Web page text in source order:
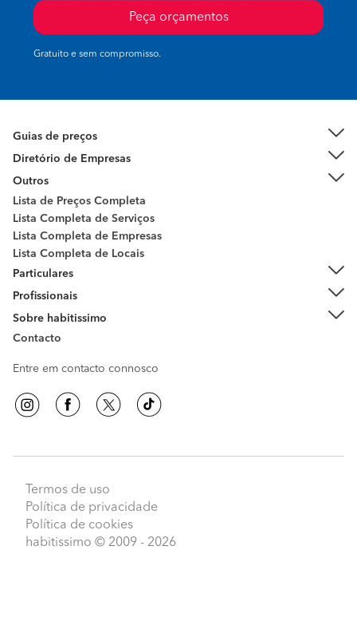
Peça orçamentos
Gratuito e sem compromisso.
Guias de preços
Diretório de Empresas
Outros
Lista de Preços Completa
Lista Completa de Serviços
Lista Completa de Empresas
Lista Completa de Locais
Particulares
Profissionais
Sobre habitissimo
Contacto
Entre em contacto connosco
Termos de uso
Política de privacidade
Política de cookies
habitissimo © 2009 - 2026